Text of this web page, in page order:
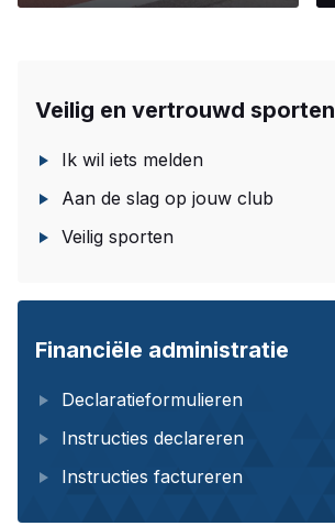
Veilig en vertrouwd sporten
Ik wil iets melden
Aan de slag op jouw club
Veilig sporten
Financiële administratie
Declaratieformulieren
Instructies declareren
Instructies factureren